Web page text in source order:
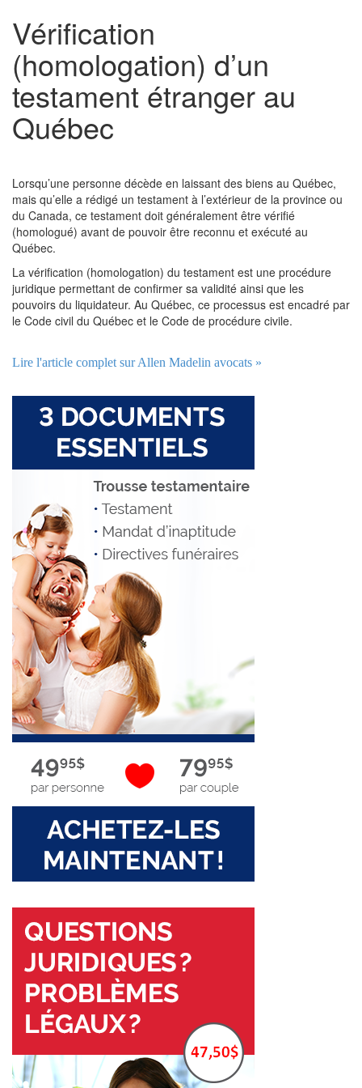
Vérification
(homologation) d’un
testament étranger au
Québec
Lorsqu’une personne décède en laissant des biens au Québec,
mais qu’elle a rédigé un testament à l’extérieur de la province ou
du Canada, ce testament doit généralement être vérifié
(homologué) avant de pouvoir être reconnu et exécuté au
Québec.
La vérification (homologation) du testament est une procédure
juridique permettant de confirmer sa validité ainsi que les
pouvoirs du liquidateur. Au Québec, ce processus est encadré par
le Code civil du Québec et le Code de procédure civile.
Lire l'article complet sur Allen Madelin avocats »